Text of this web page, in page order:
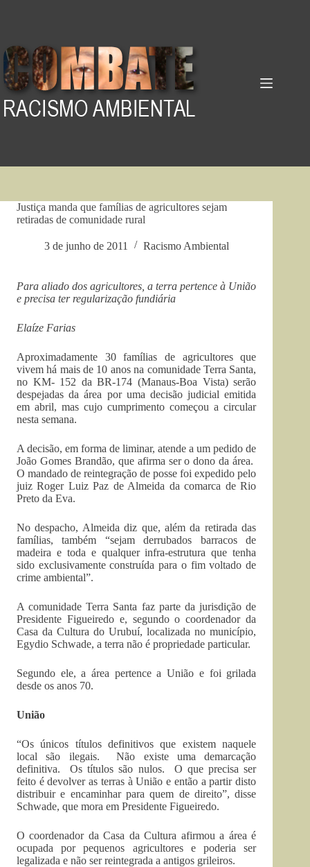
Justiça manda que famílias de agricultores sejam
retiradas de comunidade rural
3 de junho de 2011 Racismo Ambiental
Para aliado dos agricultores, a terra pertence à União
e precisa ter regularização fundiária
Elaíze Farias
Aproximadamente 30 famílias de agricultores que
vivem há mais de 10 anos na comunidade Terra Santa,
no KM- 152 da BR-174 (Manaus-Boa Vista) serão
despejadas da área por uma decisão judicial emitida
em abril, mas cujo cumprimento começou a circular
nesta semana.
A decisão, em forma de liminar, atende a um pedido de
João Gomes Brandão, que afirma ser o dono da área.
O mandado de reintegração de posse foi expedido pelo
juiz Roger Luiz Paz de Almeida da comarca de Rio
Preto da Eva.
No despacho, Almeida diz que, além da retirada das
famílias, também “sejam derrubados barracos de
madeira e toda e qualquer infra-estrutura que tenha
sido exclusivamente construída para o fim voltado de
crime ambiental”.
A comunidade Terra Santa faz parte da jurisdição de
Presidente Figueiredo e, segundo o coordenador da
Casa da Cultura do Urubuí, localizada no município,
Egydio Schwade, a terra não é propriedade particular.
Segundo ele, a área pertence a União e foi grilada
desde os anos 70.
União
“Os únicos títulos definitivos que existem naquele
local são ilegais. Não existe uma demarcação
definitiva. Os títulos são nulos. O que precisa ser
feito é devolver as terras à União e então a partir disto
distribuir e encaminhar para quem de direito”, disse
Schwade, que mora em Presidente Figueiredo.
O coordenador da Casa da Cultura afirmou a área é
ocupada por pequenos agricultores e poderia ser
legalizada e não ser reintegrada a antigos grileiros.